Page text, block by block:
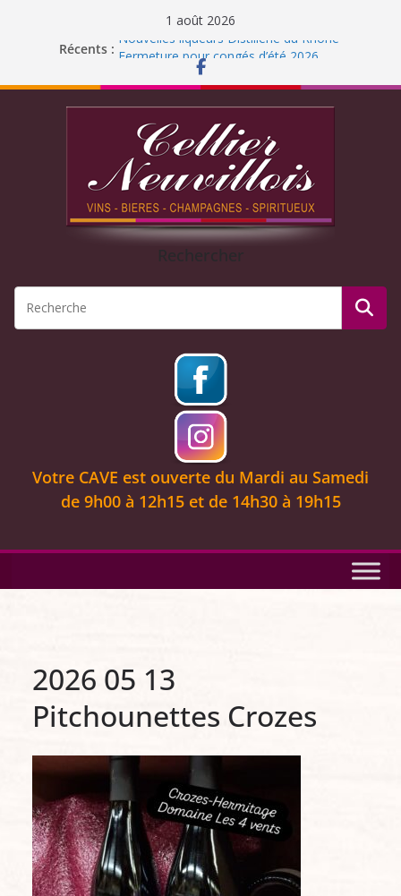
1 août 2026
Récents : Nouvelles liqueurs Distillerie du Rhône
Fermeture pour congés d’été 2026
Liqueur Jacoulot : nouveau parfum!
Rechercher
Votre CAVE est ouverte du Mardi au Samedi
de 9h00 à 12h15 et de 14h30 à 19h15
2026 05 13
Pitchounettes Crozes